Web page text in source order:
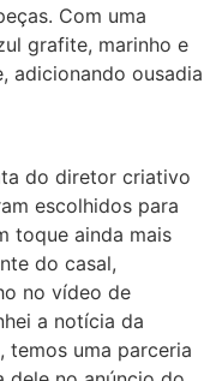
Com uma
grafite, marinho e
adicionando ousadia
do diretor criativo
escolhidos para
toque ainda mais
do casal,
no vídeo de
a notícia da
uma parceria